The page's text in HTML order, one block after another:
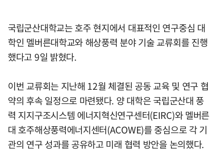
국립군산대학교는 호주 현지에서 대표적인 연구중심 대
학인 멜버른대학교와 해상풍력 분야 기술 교류회를 진행
했다고 9일 밝혔다.
이번 교류회는 지난해 12월 체결된 공동 교육 및 연구 협
약의 후속 일정으로 마련됐다. 양 대학은 국립군산대 풍
력 지지구조시스템 에너지혁신연구센터(EIRC)와 멜버른
대 호주해상풍력에너지센터(ACOWE)를 중심으로 각 기
관의 연구 성과를 공유하고 미래 협력 방안을 논의했다.